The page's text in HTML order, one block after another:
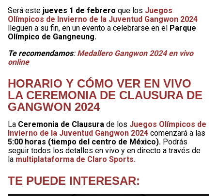
Será este jueves 1 de febrero que los Juegos
Olímpicos de Invierno de la Juventud Gangwon 2024
lleguen a su fin, en un evento a celebrarse en el Parque
Olímpico de Gangneung.
Te recomendamos: Medallero Gangwon 2024 en vivo
online
HORARIO Y CÓMO VER EN VIVO
LA CEREMONIA DE CLAUSURA DE
GANGWON 2024
La Ceremonia de Clausura de los Juegos Olímpicos de
Invierno de la Juventud Gangwon 2024 comenzará a las
5:00 horas (tiempo del centro de México). Podrás
seguir todos los detalles en vivo y en directo a través de
la multiplataforma de Claro Sports.
TE PUEDE INTERESAR: